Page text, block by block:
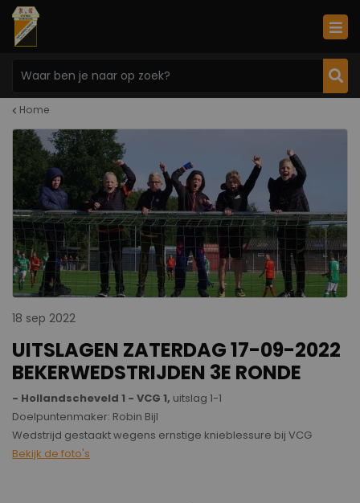
Home
18 sep 2022
UITSLAGEN ZATERDAG 17-09-2022
BEKERWEDSTRIJDEN 3E RONDE
- Hollandscheveld 1 - VCG 1, uitslag 1-1
Doelpuntenmaker: Robin Bijl
Wedstrijd gestaakt wegens ernstige knieblessure bij VCG
Bekijk de foto's